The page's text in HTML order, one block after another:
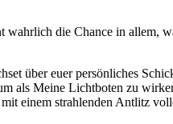
wahrlich die Chance in allem,
über euer persönliches
als Meine Lichtboten zu
einem strahlenden Antlitz